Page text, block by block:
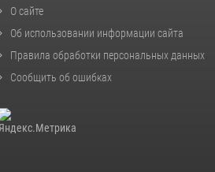
О сайте
Об использовании информации сайта
Правила обработки персональных данных
Сообщить об ошибках